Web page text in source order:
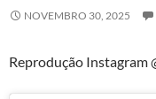
NOVEMBRO 30, 2025
Reprodução Instagram